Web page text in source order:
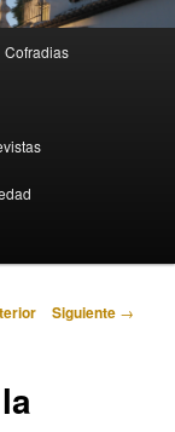
Cofradias
Siguiente →